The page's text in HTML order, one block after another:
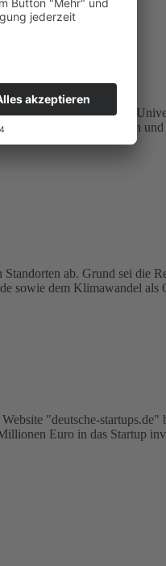
der Charité
der Kliniken
ab. Grund sei die
sowie dem Klimawandel als
"deutsche-
Euro in das Startup